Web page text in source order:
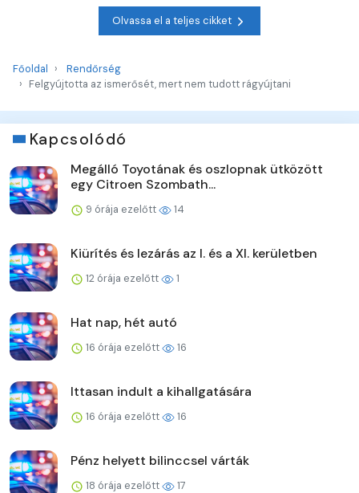
Olvassa el a teljes cikket
Főoldal
Rendőrség
Felgyújtotta az ismerősét, mert nem tudott rágyújtani
Kapcsolódó
Megálló Toyotának és oszlopnak ütközött
egy Citroen Szombath...
9 órája ezelőtt 14
Kiürítés és lezárás az I. és a XI. kerületben
12 órája ezelőtt 1
Hat nap, hét autó
16 órája ezelőtt 16
Ittasan indult a kihallgatására
16 órája ezelőtt 16
Pénz helyett bilinccsel várták
18 órája ezelőtt 17